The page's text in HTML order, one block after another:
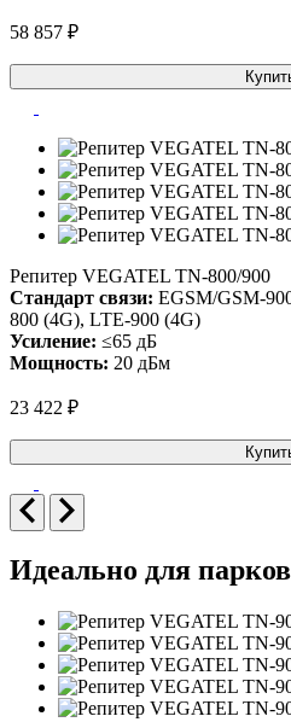
58 857 ₽
Репитер VEGATEL TN-800/900
Стандарт связи: EGSM/GSM-
800 (4G), LTE-900 (4G)
Усиление: ≤65 дБ
Мощность: 20 дБм
23 422 ₽
Идеально для